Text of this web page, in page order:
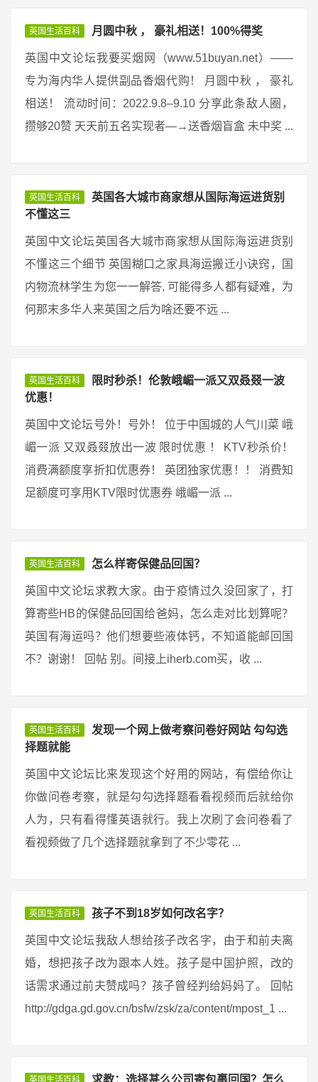
英国生活百科 月圆中秋 ， 豪礼相送！100%得奖
英国中文论坛我要买烟网（www.51buyan.net）——
专为海内华人提供副品香烟代购！ 月圆中秋 ， 豪礼
相送！ 流动时间：2022.9.8–9.10 分享此条敌人圈，
攒够20赞 天天前五名实现者—→送香烟盲盒 未中奖 ...
英国生活百科
英国各大城市商家想从国际海运进货别
不懂这三
英国中文论坛英国各大城市商家想从国际海运进货别
不懂这三个细节 英国糊口之家具海运搬迁小诀窍，国
内物流林学生为您一一解答, 可能得多人都有疑难，为
何那末多华人来英国之后为啥还要不远 ...
英国生活百科
限时秒杀！伦敦峨嵋一派又双叒叕一波
优惠！
英国中文论坛号外！号外！ 位于中国城的人气川菜 峨
嵋一派 又双叒叕放出一波 限时优惠 ！ KTV秒杀价！
消费满额度享折扣优惠券！ 英团独家优惠！！ 消费知
足额度可享用KTV限时优惠券 峨嵋一派 ...
英国生活百科 怎么样寄保健品回国？
英国中文论坛求教大家。由于疫情过久没回家了，打
算寄些HB的保健品回国给爸妈，怎么走对比划算呢？
英国有海运吗？他们想要些液体钙，不知道能邮回国
不？谢谢！ 回帖 别。间接上iherb.com买，收 ...
英国生活百科
发现一个网上做考察问卷好网站 勾勾选
择题就能
英国中文论坛比来发现这个好用的网站，有偿给你让
你做问卷考察，就是勾勾选择题看看视频而后就给你
人为，只有看得懂英语就行。我上次刷了会问卷看了
看视频做了几个选择题就拿到了不少零花 ...
英国生活百科 孩子不到18岁如何改名字？
英国中文论坛我敌人想给孩子改名字，由于和前夫离
婚，想把孩子改为跟本人姓。孩子是中国护照，改的
话需求通过前夫赞成吗？孩子曾经判给妈妈了。 回帖
http://gdga.gd.gov.cn/bsfw/zsk/za/content/mpost_1 ...
英国生活百科 求教：选择甚么公司寄包裹回国？怎么